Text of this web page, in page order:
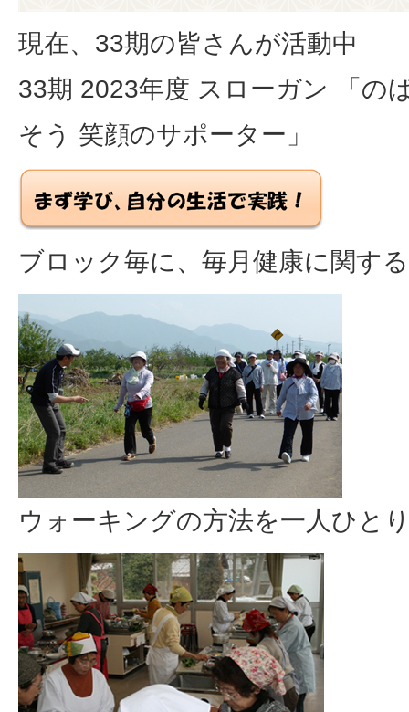
現在、33期の皆さんが活動中
33期 2023年度 スローガン 「の
そう 笑顔のサポーター」
ブロック毎に、毎月健康に関す
ウォーキングの方法を一人ひと